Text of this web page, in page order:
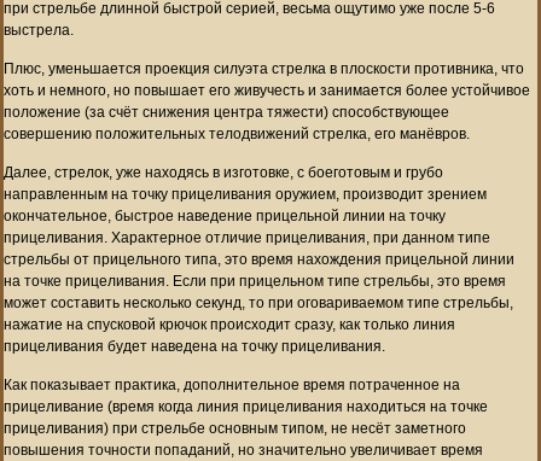
при стрельбе длинной быстрой серией, весьма ощутимо уже после 5-6
выстрела.
Плюс, уменьшается проекция силуэта стрелка в плоскости противника, что
хоть и немного, но повышает его живучесть и занимается более устойчивое
положение (за счёт снижения центра тяжести) способствующее
совершению положительных телодвижений стрелка, его манёвров.
Далее, стрелок, уже находясь в изготовке, с боеготовым и грубо
направленным на точку прицеливания оружием, производит зрением
окончательное, быстрое наведение прицельной линии на точку
прицеливания. Характерное отличие прицеливания, при данном типе
стрельбы от прицельного типа, это время нахождения прицельной линии
на точке прицеливания. Если при прицельном типе стрельбы, это время
может составить несколько секунд, то при оговариваемом типе стрельбы,
нажатие на спусковой крючок происходит сразу, как только линия
прицеливания будет наведена на точку прицеливания.
Как показывает практика, дополнительное время потраченное на
прицеливание (время когда линия прицеливания находиться на точке
прицеливания) при стрельбе основным типом, не несёт заметного
повышения точности попаданий, но значительно увеличивает время